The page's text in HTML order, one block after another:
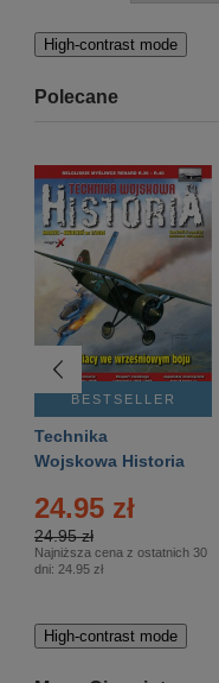
High-contrast mode
Polecane
BESTSELLER
Technika
Wojskowa Historia
24.95 zł
24.95 zł
Najniższa cena z ostatnich 30
dni: 24.95 zł
High-contrast mode